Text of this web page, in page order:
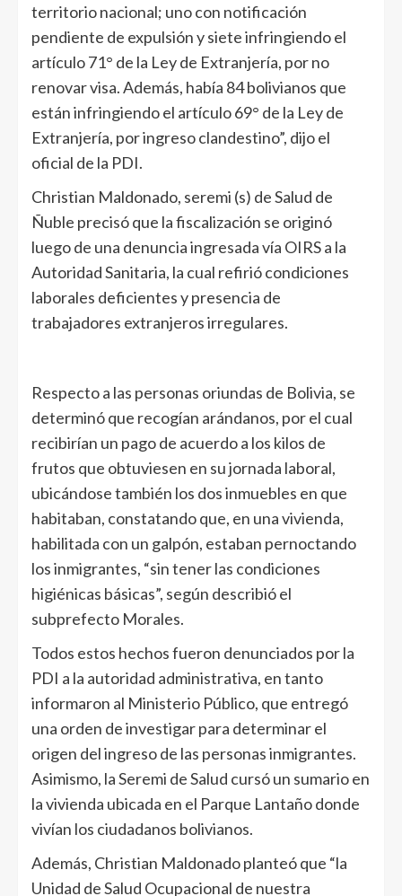
territorio nacional; uno con notificación
pendiente de expulsión y siete infringiendo el
artículo 71° de la Ley de Extranjería, por no
renovar visa. Además, había 84 bolivianos que
están infringiendo el artículo 69° de la Ley de
Extranjería, por ingreso clandestino”, dijo el
oficial de la PDI.
Christian Maldonado, seremi (s) de Salud de
Ñuble precisó que la fiscalización se originó
luego de una denuncia ingresada vía OIRS a la
Autoridad Sanitaria, la cual refirió condiciones
laborales deficientes y presencia de
trabajadores extranjeros irregulares.
Respecto a las personas oriundas de Bolivia, se
determinó que recogían arándanos, por el cual
recibirían un pago de acuerdo a los kilos de
frutos que obtuviesen en su jornada laboral,
ubicándose también los dos inmuebles en que
habitaban, constatando que, en una vivienda,
habilitada con un galpón, estaban pernoctando
los inmigrantes, “sin tener las condiciones
higiénicas básicas”, según describió el
subprefecto Morales.
Todos estos hechos fueron denunciados por la
PDI a la autoridad administrativa, en tanto
informaron al Ministerio Público, que entregó
una orden de investigar para determinar el
origen del ingreso de las personas inmigrantes.
Asimismo, la Seremi de Salud cursó un sumario en
la vivienda ubicada en el Parque Lantaño donde
vivían los ciudadanos bolivianos.
Además, Christian Maldonado planteó que “la
Unidad de Salud Ocupacional de nuestra